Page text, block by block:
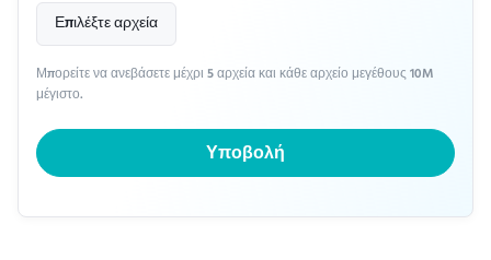
Επιλέξτε αρχεία
Μπορείτε να ανεβάσετε μέχρι 5 αρχεία και κάθε αρχείο μεγέθους 10M
μέγιστο.
Υποβολή